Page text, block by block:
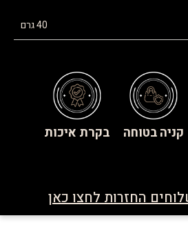
40 גרם
קניה בטוחה בקרת איכות
החזרות לחצו כאן